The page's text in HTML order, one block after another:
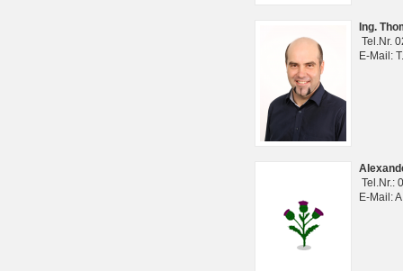
Ing.
Tel.Nr.
E-Mail:
Tel.Nr.:
E-Mail: